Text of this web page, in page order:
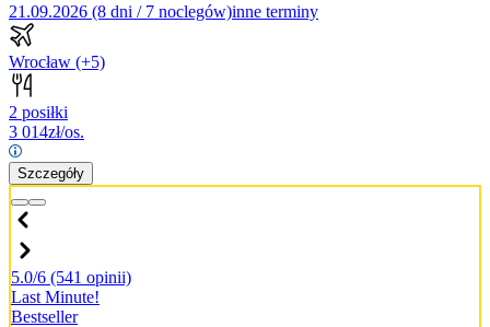
21.09.2026 (8 dni / 7 noclegów)inne terminy
Wrocław (+5)
2 posiłki
3 014zł/os.
Szczegóły
5.0/6 (541 opinii)
Last Minute!
Bestseller